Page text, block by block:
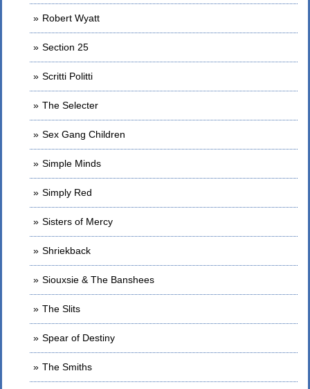
Robert Wyatt
Section 25
Scritti Politti
The Selecter
Sex Gang Children
Simple Minds
Simply Red
Sisters of Mercy
Shriekback
Siouxsie & The Banshees
The Slits
Spear of Destiny
The Smiths